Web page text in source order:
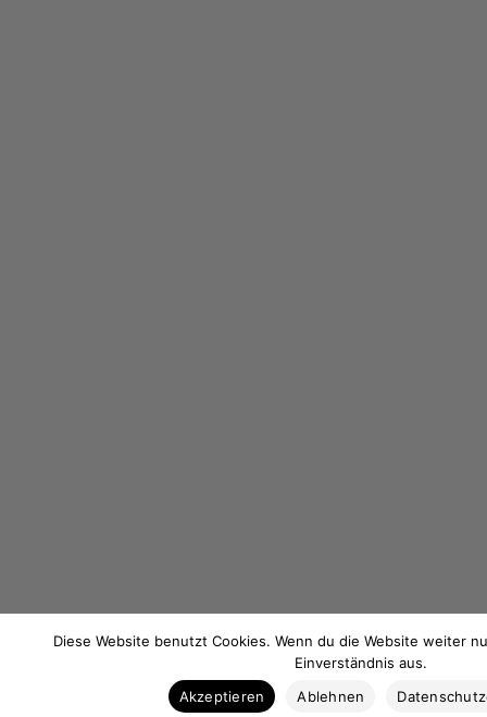
Diese Website benutzt Cookies. Wenn du die Website weiter
Einverständnis aus.
Akzeptieren
Ablehnen